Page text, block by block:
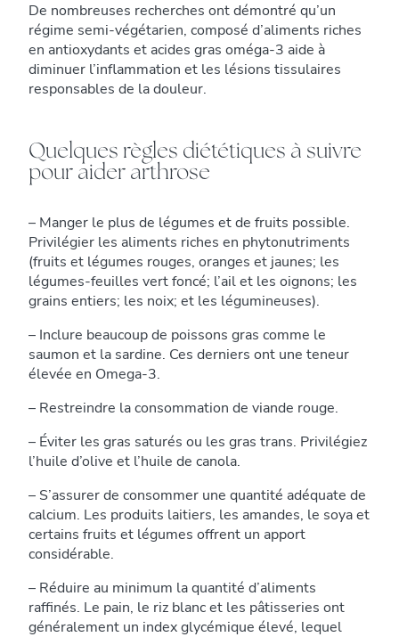
De nombreuses recherches ont démontré qu’un
régime semi-végétarien, composé d’aliments riches
en antioxydants et acides gras oméga-3 aide à
diminuer l’inflammation et les lésions tissulaires
responsables de la douleur.
Quelques règles diététiques à suivre
pour aider arthrose
– Manger le plus de légumes et de fruits possible.
Privilégier les aliments riches en phytonutriments
(fruits et légumes rouges, oranges et jaunes; les
légumes-feuilles vert foncé; l’ail et les oignons; les
grains entiers; les noix; et les légumineuses).
– Inclure beaucoup de poissons gras comme le
saumon et la sardine. Ces derniers ont une teneur
élevée en Omega-3.
– Restreindre la consommation de viande rouge.
– Éviter les gras saturés ou les gras trans. Privilégiez
l’huile d’olive et l’huile de canola.
– S’assurer de consommer une quantité adéquate de
calcium. Les produits laitiers, les amandes, le soya et
certains fruits et légumes offrent un apport
considérable.
– Réduire au minimum la quantité d’aliments
raffinés. Le pain, le riz blanc et les pâtisseries ont
généralement un index glycémique élevé, lequel